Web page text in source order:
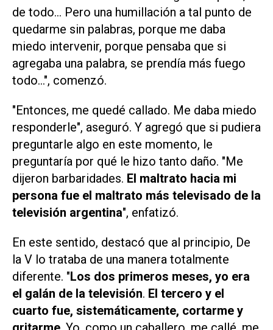
de todo... Pero una humillación a tal punto de
quedarme sin palabras, porque me daba
miedo intervenir, porque pensaba que si
agregaba una palabra, se prendía más fuego
todo...", comenzó.
"Entonces, me quedé callado. Me daba miedo
responderle", aseguró. Y agregó que si pudiera
preguntarle algo en este momento, le
preguntaría por qué le hizo tanto daño. "Me
dijeron barbaridades. El maltrato hacia mi
persona fue el maltrato más televisado de la
televisión argentina", enfatizó.
En este sentido, destacó que al principio, De
la V lo trataba de una manera totalmente
diferente. "Los dos primeros meses, yo era
el galán de la televisión. El tercero y el
cuarto fue, sistemáticamente, cortarme y